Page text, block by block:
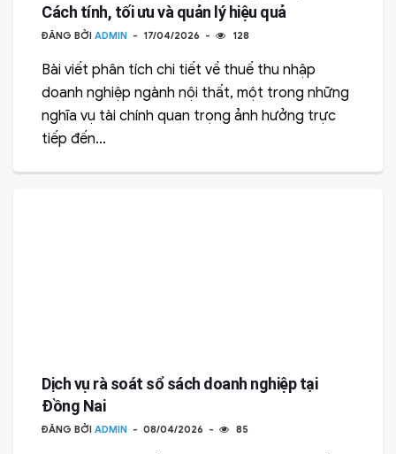
Cách tính, tối ưu và quản lý hiệu quả
ĐĂNG BỞI ADMIN 17/04/2026 128
Bài viết phân tích chi tiết về thuế thu nhập
doanh nghiệp ngành nội thất, một trong những
nghĩa vụ tài chính quan trọng ảnh hưởng trực
tiếp đến...
Dịch vụ rà soát sổ sách doanh nghiệp tại
Đồng Nai
ĐĂNG BỞI ADMIN 08/04/2026 85